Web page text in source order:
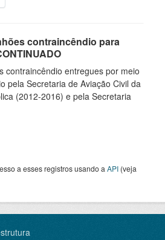
contraincêndio para
contraincêndio entregues por meio
pela Secretaria de Aviação Civil da
(2012-2016) e pela Secretaria
a esses registros usando a API (veja